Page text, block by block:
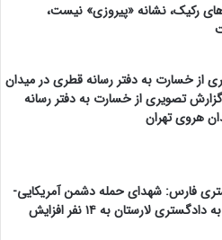
رکیک، نشانه «پیروزی» نیست،
از خسارت به دفتر رسانه قطری در میدان
تصویری از خسارت به دفتر رسانه
هروی تهران
فارس: شهدای حمله دشمن آمریکایی-
صهیونیستی به دادگستری لارستان به ۱۴ نفر افزایش